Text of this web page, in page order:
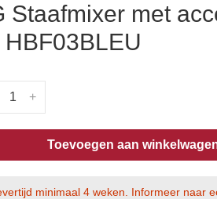
Staafmixer met
+
Toevoegen aan
minimaal 4 weken. Informeer naar